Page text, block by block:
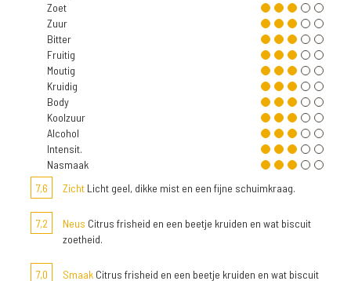
Zoet
Zuur
Bitter
Fruitig
Moutig
Kruidig
Body
Koolzuur
Alcohol
Intensit.
Nasmaak
7,6
Zicht Licht geel, dikke mist en een fijne schuimkraag.
7,2 Neus Citrus frisheid en een beetje kruiden en wat biscuit
zoetheid.
7,0 Smaak Citrus frisheid en een beetje kruiden en wat biscuit